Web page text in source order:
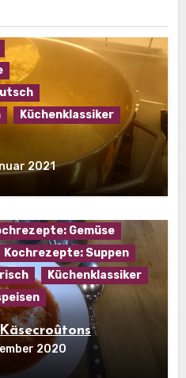
Küchenklassiker
2021
Gemüse
Kochrezepte: Suppen
Küchenklassiker
2020